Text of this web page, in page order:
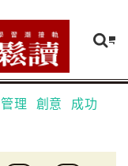
管理 創意 成功